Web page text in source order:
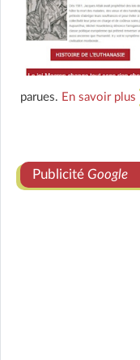
parues. En savoir plus
Publicité Google